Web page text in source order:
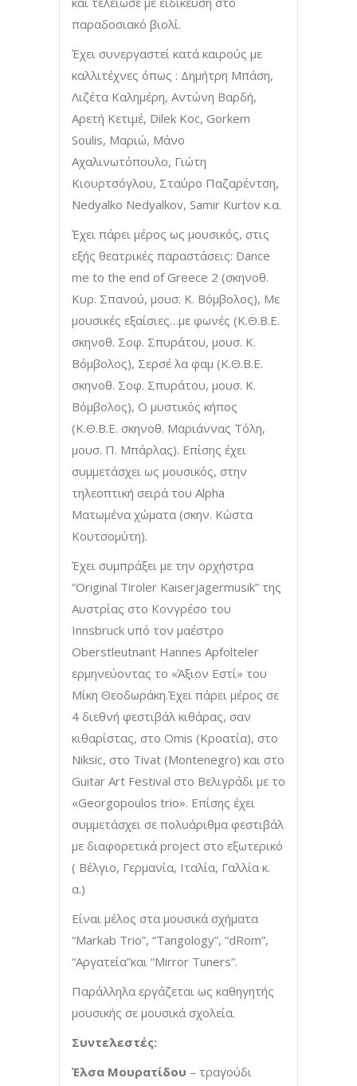
παραδοσιακό βιολί.
Έχει συνεργαστεί κατά καιρούς με
καλλιτέχνες όπως : Δημήτρη Μπάση,
Λιζέτα Καλημέρη, Αντώνη Βαρδή,
Αρετή Κετιμέ, Dilek Koc, Gorkem
Soulis, Μαριώ, Μάνο
Αχαλινωτόπουλο, Γιώτη
Κιουρτσόγλου, Σταύρο Παζαρέντση,
Nedyalko Nedyalkov, Samir Kurtov κ.α.
Έχει πάρει μέρος ως μουσικός, στις
εξής θεατρικές παραστάσεις: Dance
me to the end of Greece 2 (σκηνοθ.
Κυρ. Σπανού, μουσ. Κ. Βόμβολος), Με
μουσικές εξαίσιες…με φωνές (Κ.Θ.Β.Ε.
σκηνοθ. Σοφ. Σπυράτου, μουσ. Κ.
Βόμβολος), Σερσέ λα φαμ (Κ.Θ.Β.Ε.
σκηνοθ. Σοφ. Σπυράτου, μουσ. Κ.
Βόμβολος), Ο μυστικός κήπος
(Κ.Θ.Β.Ε. σκηνοθ. Μαριάννας Τόλη,
μουσ. Π. Μπάρλας). Επίσης έχει
συμμετάσχει ως μουσικός, στην
τηλεοπτική σειρά του Alpha
Ματωμένα χώματα (σκην. Κώστα
Κουτσομύτη).
Έχει συμπράξει με την ορχήστρα
“Original Tiroler Kaiserjagermusik” της
Αυστρίας στο Κονγρέσο του
Innsbruck υπό τον μαέστρο
Oberstleutnant Hannes Apfolteler
ερμηνεύοντας το «Άξιον Εστί» του
Μίκη Θεοδωράκη.Έχει πάρει μέρος σε
4 διεθνή φεστιβάλ κιθάρας, σαν
κιθαρίστας, στο Omis (Κροατία), στο
Niksic, στο Tivat (Montenegro) και στο
Guitar Art Festival στο Βελιγράδι με το
«Georgopoulos trio». Επίσης έχει
συμμετάσχει σε πολυάριθμα φεστιβάλ
με διαφορετικά project στο εξωτερικό
( Βέλγιο, Γερμανία, Ιταλία, Γαλλία κ.
α.)
Είναι μέλος στα μουσικά σχήματα
“Markab Trio”, “Tangology”, “dRom”,
“Aργατεία”και “Mirror Tuners”.
Παράλληλα εργάζεται ως καθηγητής
μουσικής σε μουσικά σχολεία.
Συντελεστές:
Έλσα Μουρατίδου – τραγούδι